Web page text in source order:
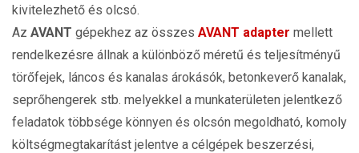
kivitelezhető és olcsó.
Az AVANT gépekhez az összes AVANT adapter mellett
rendelkezésre állnak a különböző méretű és teljesítményű
törőfejek, láncos és kanalas árokásók, betonkeverő kanalak,
seprőhengerek stb. melyekkel a munkaterületen jelentkező
feladatok többsége könnyen és olcsón megoldható, komoly
költségmegtakarítást jelentve a célgépek beszerzési,